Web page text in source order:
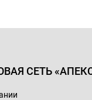
СЕТЬ